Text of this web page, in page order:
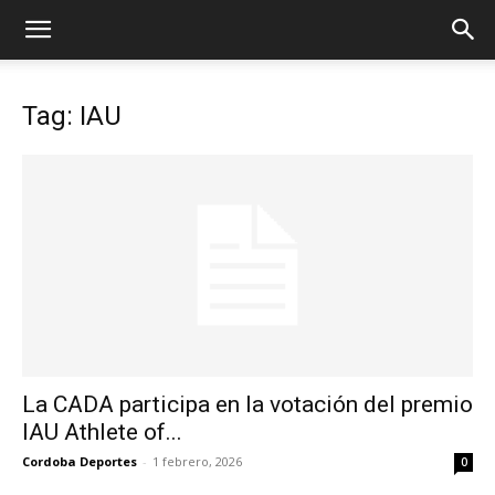
Tag: IAU
La CADA participa en la votación del premio
IAU Athlete of...
Cordoba Deportes - 1 febrero, 2026 0